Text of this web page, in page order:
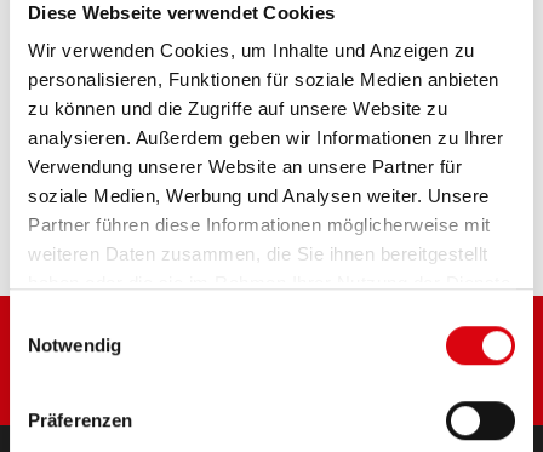
Diese Webseite verwendet Cookies
Wir verwenden Cookies, um Inhalte und Anzeigen zu
personalisieren, Funktionen für soziale Medien anbieten
zu können und die Zugriffe auf unsere Website zu
analysieren. Außerdem geben wir Informationen zu Ihrer
Verwendung unserer Website an unsere Partner für
soziale Medien, Werbung und Analysen weiter. Unsere
Partner führen diese Informationen möglicherweise mit
weiteren Daten zusammen, die Sie ihnen bereitgestellt
Notwendig
Präferenzen
PRODUKTDETAILS >
Diese Batterie kaufen:
HÄNDLER & EINBAUSERVICE >